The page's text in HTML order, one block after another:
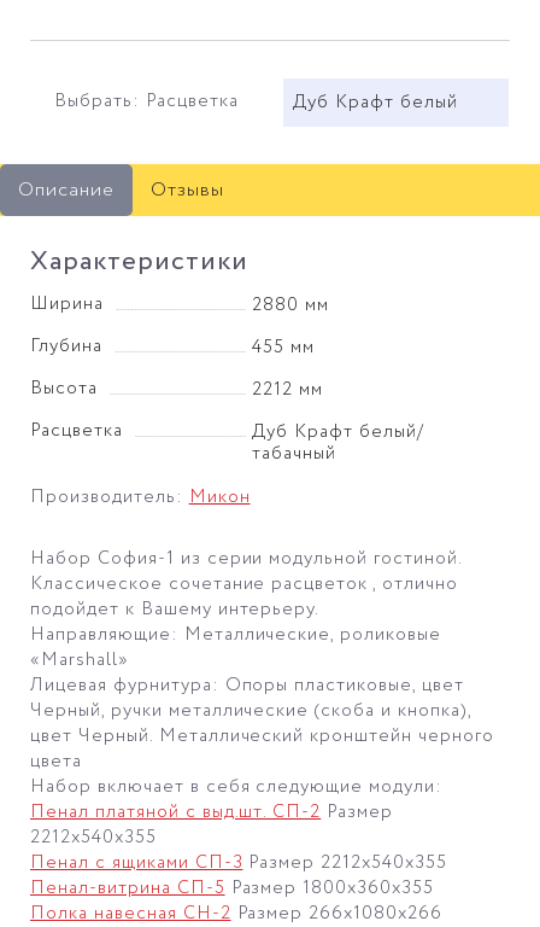
Выбрать: Расцветка Дуб Крафт белый
Описание Отзывы
Характеристики
Ширина
2880 мм
Глубина
455 мм
Высота
2212 мм
Расцветка
Дуб Крафт белый/
табачный
Производитель:Микон
Набор София-1 из серии модульной гостиной.
Классическое сочетание расцветок , отлично
подойдет к Вашему интерьеру.
Направляющие: Металлические, роликовые
«Marshall»
Лицевая фурнитура: Опоры пластиковые, цвет
Черный, ручки металлические (скоба и кнопка),
цвет Черный. Металлический кронштейн черного
цвета
Набор включает в себя следующие модули:
Пенал платяной с выд.шт. СП-2 Размер
2212х540х355
Пенал с ящиками СП-3Размер 2212х540х355
Пенал-витрина СП-5Размер 1800х360х355
Полка навесная СН-2Размер 266х1080х266